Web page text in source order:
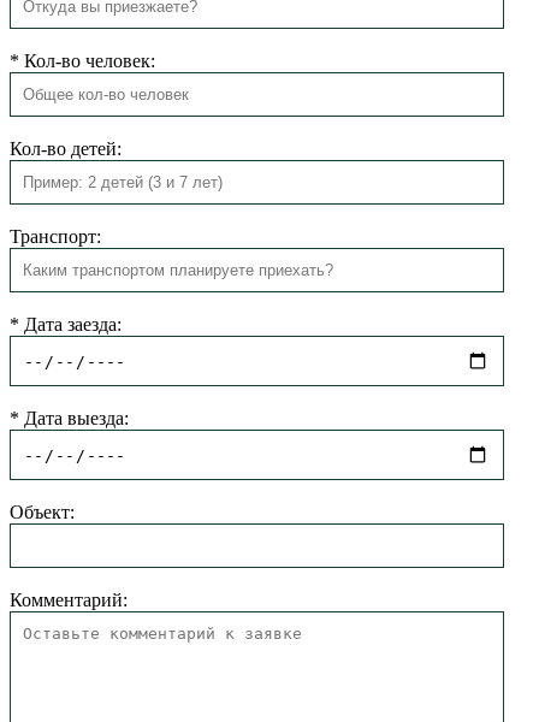
* Кол-во человек:
Кол-во детей:
Транспорт:
* Дата заезда:
* Дата выезда:
Объект:
Комментарий: